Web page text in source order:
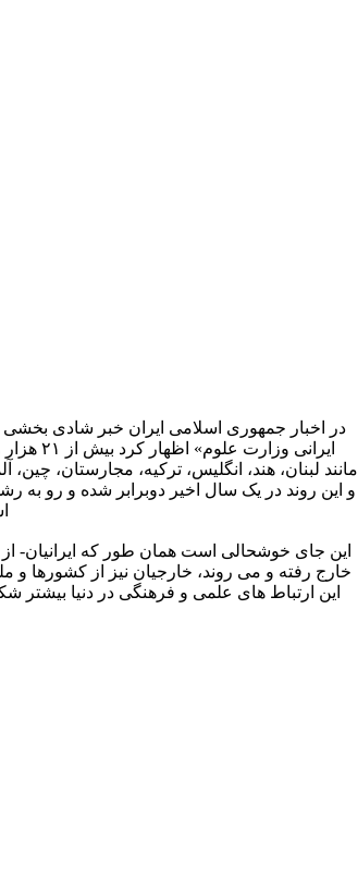
در اخبار جمهوری اسلامی ایران خبر شادی
مانند لبنان،‌ هند، انگلیس، ترکیه، مجارستان،
این جای خوشحالی است همان طور که ایرانیان-
خارج رفته و می روند، خارجیان نیز از کشورها و
این ارتباط های علمی و فرهنگی در دنیا بیشتر